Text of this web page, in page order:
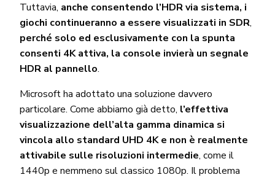
Tuttavia, anche consentendo l’HDR via sistema, i
giochi continueranno a essere visualizzati in SDR,
perché solo ed esclusivamente con la spunta
consenti 4K attiva, la console invierà un segnale
HDR al pannello.
Microsoft ha adottato una soluzione davvero
particolare. Come abbiamo già detto, l’effettiva
visualizzazione dell’alta gamma dinamica si
vincola allo standard UHD 4K e non è realmente
attivabile sulle risoluzioni intermedie, come il
1440p e nemmeno sul classico 1080p. Il problema